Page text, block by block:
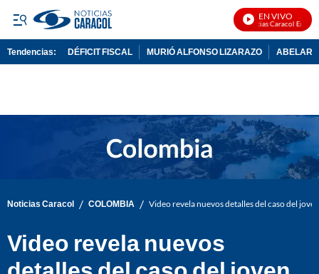
EN VIVO
Noticias Caracol En Vivo
Tendencias: DÉFICIT FISCAL MURIÓ ALFONSO LIZARAZO
Noticias Caracol / COLOMBIA / Video revela nuevos detalles del caso del
Video revela nuevos